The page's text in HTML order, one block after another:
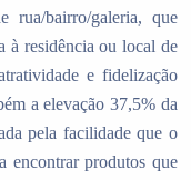
rua/bairro/galeria, que
à residência ou local de
e fidelização
a elevação 37,5% da
pela facilidade que o
encontrar produtos que